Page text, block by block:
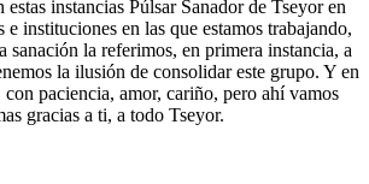
estas instancias Púlsar Sanador de Tseyor en
e instituciones en las que estamos trabajando,
sanación la referimos, en primera instancia, a
la ilusión de consolidar este grupo. Y en
con paciencia, amor, cariño, pero ahí vamos
gracias a ti, a todo Tseyor.